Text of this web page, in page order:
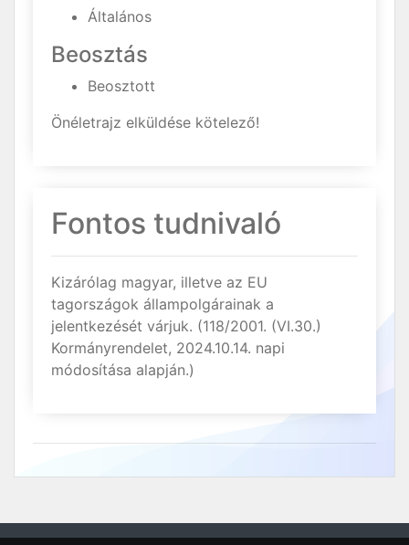
Általános
Beosztás
Beosztott
Önéletrajz elküldése kötelező!
Fontos tudnivaló
Kizárólag magyar, illetve az EU
tagországok állampolgárainak a
jelentkezését várjuk. (118/2001. (VI.30.)
Kormányrendelet, 2024.10.14. napi
módosítása alapján.)